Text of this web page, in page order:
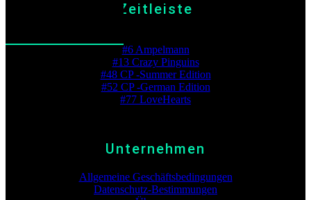
Zeitleiste
#6 Ampelmann
#13 Crazy Pinguins
#48 CP -Summer Edition
#52 CP -German Edition
#77 LoveHearts
Unternehmen
Allgemeine Geschäftsbedingungen
Datenschutz-Bestimmungen